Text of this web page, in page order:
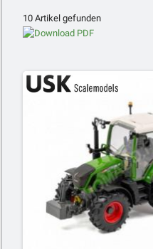
10 Artikel gefunden